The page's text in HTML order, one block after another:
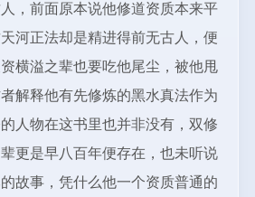
前面原本说他修道资质本来平
河正法却是精进得前无古人，便
横溢之辈也要吃他尾尘，被他甩
解释他有先修炼的黑水真法作为
人物在这书里也并非没有，双修
更是早八百年便存在，也未听说
故事，凭什么他一个资质普通的